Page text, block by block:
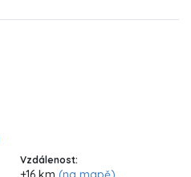
Vzdálenost: